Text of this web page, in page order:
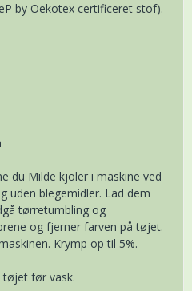
by Oekotex certificeret stof).
du Milde kjoler i maskine ved
uden blegemidler. Lad dem
tørretumbling og
og fjerner farven på tøjet.
Krymp op til 5%.
tøjet før vask.